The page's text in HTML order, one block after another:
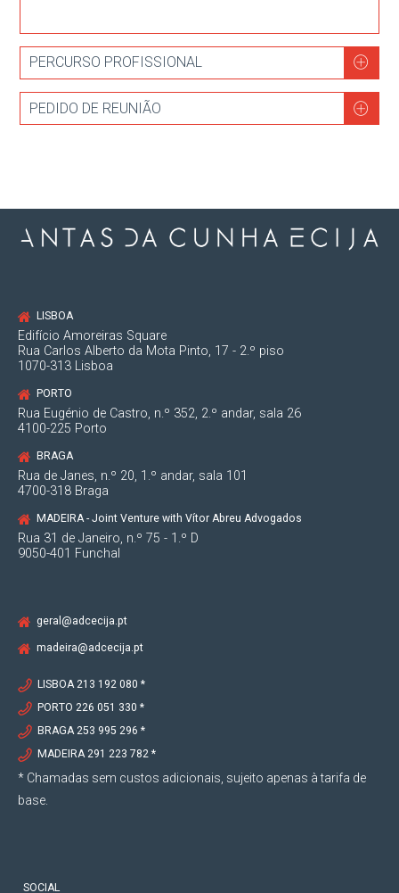
PERCURSO PROFISSIONAL
PEDIDO DE REUNIÃO
LISBOA
Edifício Amoreiras Square
Rua Carlos Alberto da Mota Pinto, 17 - 2.º piso
1070-313 Lisboa
PORTO
Rua Eugénio de Castro, n.º 352, 2.º andar, sala 26
4100-225 Porto
BRAGA
Rua de Janes, n.º 20, 1.º andar, sala 101
4700-318 Braga
MADEIRA - Joint Venture with Vítor Abreu Advogados
Rua 31 de Janeiro, n.º 75 - 1.º D
9050-401 Funchal
geral@adcecija.pt
madeira@adcecija.pt
LISBOA 213 192 080 *
PORTO 226 051 330 *
BRAGA 253 995 296 *
MADEIRA 291 223 782 *
* Chamadas sem custos adicionais, sujeito apenas à tarifa de
base.
SOCIAL